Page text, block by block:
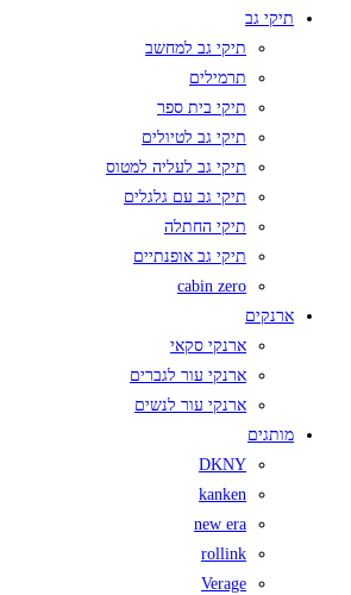
תיקי גב
תיקי גב למחשב
תרמילים
תיקי בית ספר
תיקי גב לטיולים
תיקי גב לעליה למטוס
תיקי גב עם גלגלים
תיקי החתלה
תיקי גב אופנתיים
cabin zero
ארנקים
ארנקי סקאי
ארנקי עור לגברים
ארנקי עור לנשים
מותגים
DKNY
kanken
new era
rollink
Verage